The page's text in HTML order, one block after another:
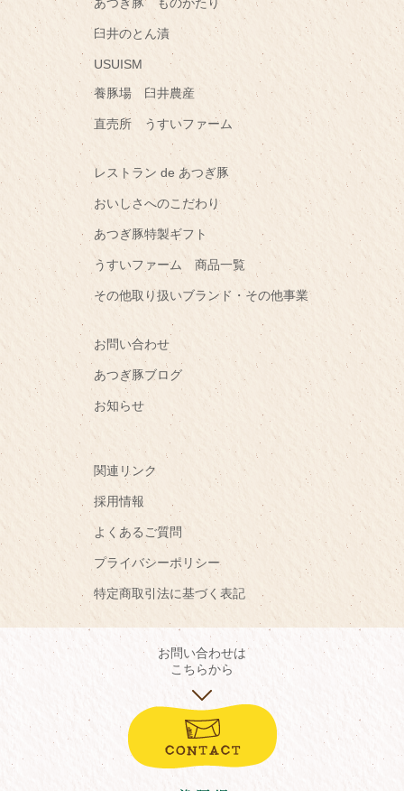
臼井のとん漬
USUISM
養豚場 臼井農産
直売所 うすいファーム
レストラン de あつぎ豚
おいしさへのこだわり
あつぎ豚特製ギフト
うすいファーム 商品一覧
その他取り扱いブランド・その他事業
お問い合わせ
あつぎ豚ブログ
お知らせ
関連リンク
採用情報
よくあるご質問
プライバシーポリシー
特定商取引法に基づく表記
お問い合わせは
こちらから